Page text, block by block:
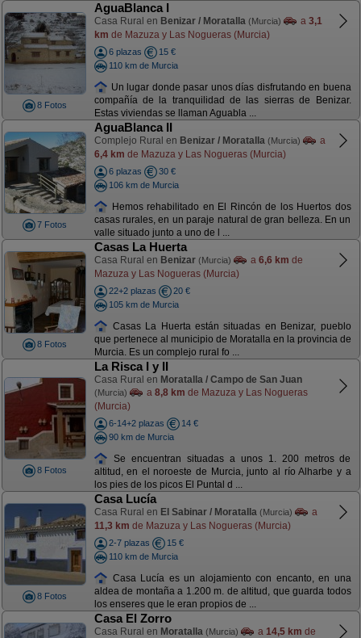
8 Fotos
AguaBlanca I
Casa Rural en Benizar / Moratalla (Murcia) a 3,1
km de Mazuza y Las Nogueras (Murcia)
6 plazas
15 €
110 km de Murcia
Un lugar donde pasar unos días disfrutando en buena
compañía de la tranquilidad de las sierras de Benizar.
Estas viviendas se llaman Aguabla ...
7 Fotos
AguaBlanca II
Complejo Rural en Benizar / Moratalla (Murcia)
a
6,4 km de Mazuza y Las Nogueras (Murcia)
6 plazas
30 €
106 km de Murcia
Hemos rehabilitado en El Rincón de los Huertos dos
casas rurales, en un paraje natural de gran belleza. En un
valle situado junto a uno de l ...
8 Fotos
Casas La Huerta
Casa Rural en Benizar (Murcia) a 6,6 km de
Mazuza y Las Nogueras (Murcia)
22+2 plazas
20 €
105 km de Murcia
Casas La Huerta están situadas en Benizar, pueblo
que pertenece al municipio de Moratalla en la provincia de
Murcia. Es un complejo rural fo ...
8 Fotos
La Risca I y II
Casa Rural en Moratalla / Campo de San Juan
(Murcia) a 8,8 km de Mazuza y Las Nogueras
(Murcia)
6-14+2 plazas
14 €
90 km de Murcia
Se encuentran situadas a unos 1. 200 metros de
altitud, en el noroeste de Murcia, junto al río Alharbe y a
los pies de los picos El Puntal d ...
8 Fotos
Casa Lucía
Casa Rural en El Sabinar / Moratalla (Murcia)
a
11,3 km de Mazuza y Las Nogueras (Murcia)
2-7 plazas
15 €
110 km de Murcia
Casa Lucía es un alojamiento con encanto, en una
aldea de montaña a 1.200 m. de altitud, que guarda todos
los enseres que le eran propios de ...
Casa El Zorro
Casa Rural en Moratalla (Murcia) a 14,5 km de